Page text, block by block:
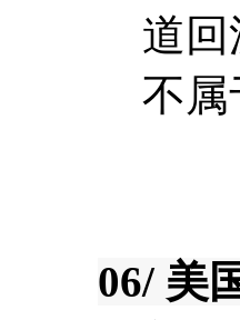
道
不属
06/ 美